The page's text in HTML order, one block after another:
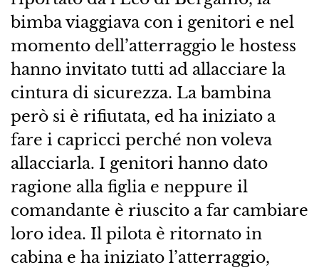
bimba viaggiava con i genitori e nel
momento dell’atterraggio le hostess
hanno invitato tutti ad allacciare la
cintura di sicurezza. La bambina
però si è rifiutata, ed ha iniziato a
fare i capricci perché non voleva
allacciarla. I genitori hanno dato
ragione alla figlia e neppure il
comandante è riuscito a far cambiare
loro idea. Il pilota è ritornato in
cabina e ha iniziato l’atterraggio,